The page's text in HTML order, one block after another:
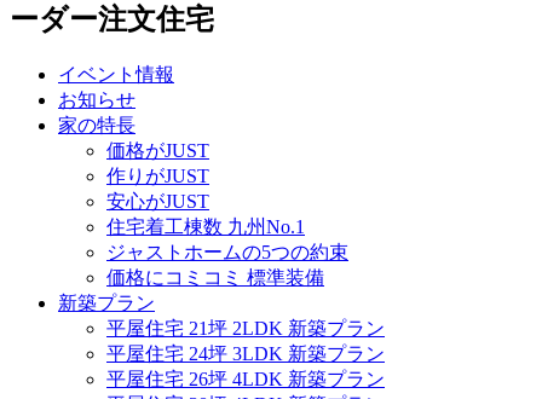
ーダー注文住宅
イベント情報
お知らせ
家の特長
価格がJUST
作りがJUST
安心がJUST
住宅着工棟数 九州No.1
ジャストホームの5つの約束
価格にコミコミ 標準装備
新築プラン
平屋住宅 21坪 2LDK 新築プラン
平屋住宅 24坪 3LDK 新築プラン
平屋住宅 26坪 4LDK 新築プラン